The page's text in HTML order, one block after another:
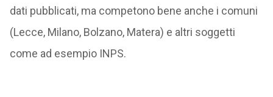
dati pubblicati, ma competono bene anche i comuni
(Lecce, Milano, Bolzano, Matera) e altri soggetti
come ad esempio INPS.